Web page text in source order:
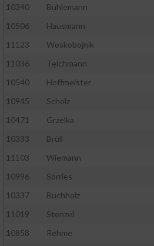
10340
Buhlemann
10506
Hausmann
11123
Woskobojnik
11036
Teichmann
10540
Hoffmeister
10945
Scholz
10471
Grzelka
10333
Brüll
11103
Wiemann
10996
Sörries
10337
Buchholz
11019
Stenzel
10858
Rehme